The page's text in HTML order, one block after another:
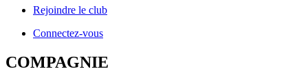
Rejoindre le club
Connectez-vous
COMPAGNIE